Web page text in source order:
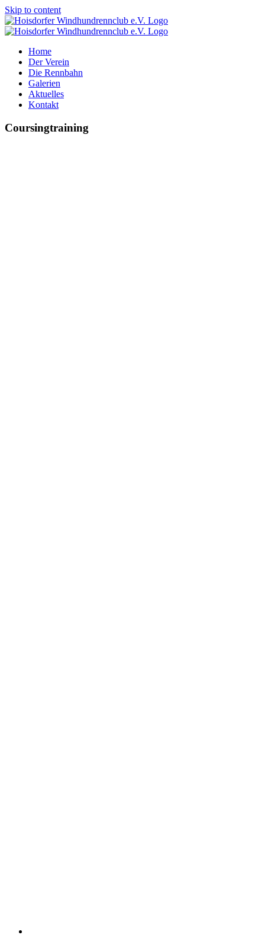
Skip to content
Home
Der Verein
Die Rennbahn
Galerien
Aktuelles
Kontakt
Coursingtraining